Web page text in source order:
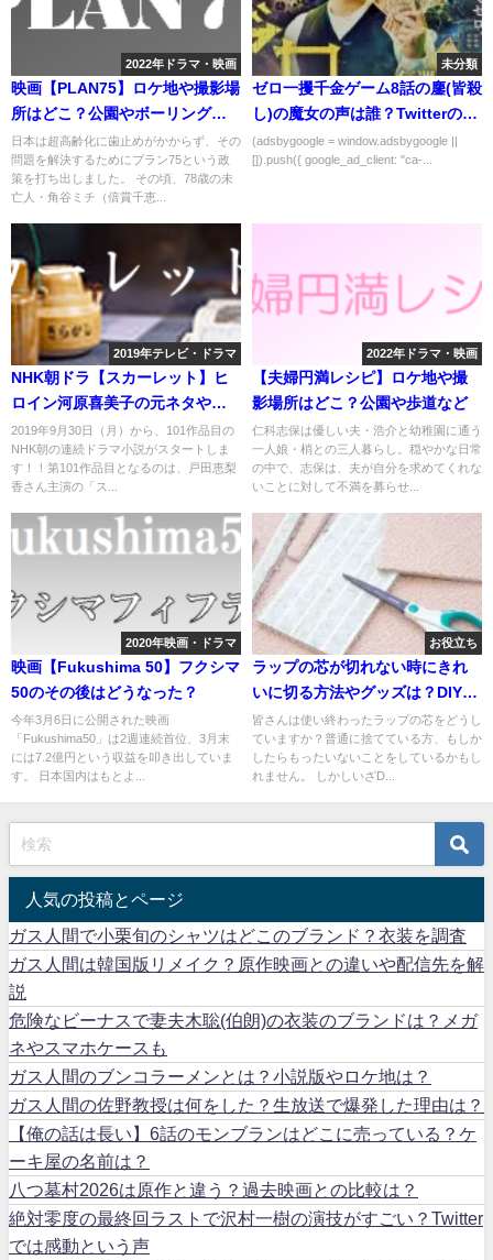
2022年ドラマ・映画
映画【PLAN75】ロケ地や撮影場
所はどこ？公園やボーリング場
など
日本は超高齢化に歯止めがかからず、その
問題を解決するためにプラン75という政
策を打ち出しました。 その頃、78歳の未
亡人・角谷ミチ（倍賞千恵...
未分類
ゼロ一攫千金ゲーム8話の鏖(皆殺
し)の魔女の声は誰？Twitterの反
応は？
(adsbygoogle = window.adsbygoogle ||
[]).push({ google_ad_client: "ca-...
2019年テレビ・ドラマ
NHK朝ドラ【スカーレット】ヒ
ロイン河原喜美子の元ネタやモ
デルは誰？
2019年9月30日（月）から、101作品目の
NHK朝の連続ドラマ小説がスタートしま
す！！第101作品目となるのは、戸田恵梨
香さん主演の「ス...
2022年ドラマ・映画
【夫婦円満レシピ】ロケ地や撮
影場所はどこ？公園や歩道など
仁科志保は優しい夫・浩介と幼稚園に通う
一人娘・梢との三人暮らし。穏やかな日常
の中で、志保は、夫が自分を求めてくれな
いことに対して不満を募らせ...
2020年映画・ドラマ
映画【Fukushima 50】フクシマ
50のその後はどうなった？
今年3月6日に公開された映画
「Fukushima50」は2週連続首位、3月末
には7.2億円という収益を叩き出していま
す。 日本国内はもとよ...
お役立ち
ラップの芯が切れない時にきれ
いに切る方法やグッズは？DIYで
の活用は？
皆さんは使い終わったラップの芯をどうし
ていますか？普通に捨てている方、もしか
したらもったいないことをしているかもし
れません。 しかしいざD...
人気の投稿とページ
ガス人間で小栗旬のシャツはどこのブランド？衣装を調査
ガス人間は韓国版リメイク？原作映画との違いや配信先を解
説
危険なビーナスで妻夫木聡(伯朗)の衣装のブランドは？メガ
ネやスマホケースも
ガス人間のブンコラーメンとは？小説版やロケ地は？
ガス人間の佐野教授は何をした？生放送で爆発した理由は？
【俺の話は長い】6話のモンブランはどこに売っている？ケ
ーキ屋の名前は？
八つ墓村2026は原作と違う？過去映画との比較は？
絶対零度の最終回ラストで沢村一樹の演技がすごい？Twitter
では感動という声